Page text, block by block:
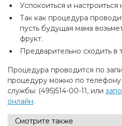
Успокоиться и
Так как процедура
пусть будущая мама
фрукт.
Предварительно сходить в
Процедура проводится по
процедуру можно по
службы: (495)514-00-11, или
онлайн.
Смотрите также